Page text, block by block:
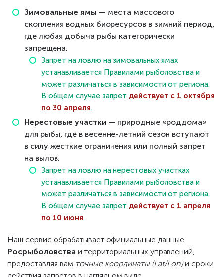
Зимовальные ямы — места массового
скопления водных биоресурсов в зимний период,
где любая добыча рыбы категорически
запрещена.
Запрет на ловлю на зимовальных ямах
устанавливается Правилами рыболовства и
может различаться в зависимости от региона.
В общем случае запрет действует с 1 октября
по 30 апреля.
Нерестовые участки — природные «роддома»
для рыбы, где в весенне-летний сезон вступают
в силу жесткие ограничения или полный запрет
на вылов.
Запрет на ловлю на нерестовых участках
устанавливается Правилами рыболовства и
может различаться в зависимости от региона.
В общем случае запрет действует с 1 апреля
по 10 июня.
Наш сервис обрабатывает официальные данные
Росрыболовства и территориальных управлений,
предоставляя вам точные координаты (Lat/Lon)и сроки